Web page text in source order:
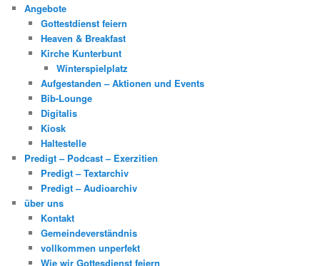
Angebote
Gottestdienst feiern
Heaven & Breakfast
Kirche Kunterbunt
Winterspielplatz
Aufgestanden – Aktionen und Events
Bib-Lounge
Digitalis
Kiosk
Haltestelle
Predigt – Podcast – Exerzitien
Predigt – Textarchiv
Predigt – Audioarchiv
über uns
Kontakt
Gemeindeverständnis
vollkommen unperfekt
Wie wir Gottesdienst feiern